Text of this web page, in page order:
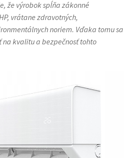
že výrobok spĺňa zákonné
vrátane zdravotných,
noriem. Vďaka tomu sa
kvalitu a bezpečnosť tohto